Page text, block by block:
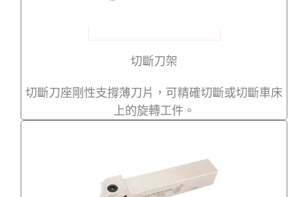
切斷刀架
切斷刀座剛性支撐薄刀片，可精確切斷或切斷車床
上的旋轉工件。